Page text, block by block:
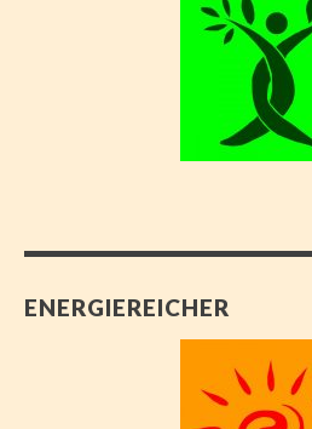
ENERGIEREICHER